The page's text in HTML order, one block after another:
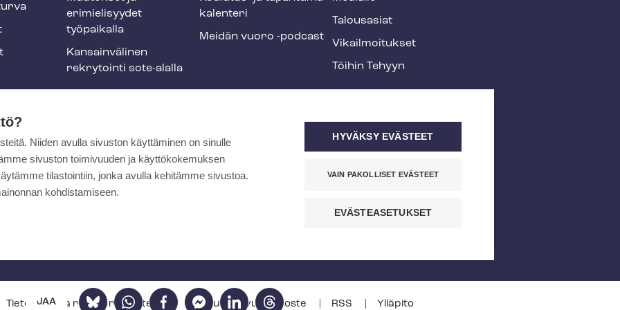
JAA BlueskyWhatsAppFacebookFacebookLinkedInThreads
erimielisyydet
työpaikalla
Kansainvälinen
rekrytointi sote-alalla
ka­len­te­ri
Meidän vuoro -podcast
Talousasiat
Vi­kail­moi­tuk­set
Töihin Tehyyn
Tietosuoja- ja re­kis­te­ri­se­los­teet Saa­vu­tet­ta­vuus­se­los­te RSS Ylläpito
Niiden avulla sivuston käyttäminen on sinulle
sivuston toimivuuden ja käyttökokemuksen
tilastointiin, jonka avulla kehitämme sivustoa.
kohdistamiseen.
HYVÄKSY EVÄSTEET
VAIN PAKOLLISET EVÄSTEET
EVÄSTEASETUKSET